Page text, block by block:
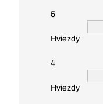
5
Hviezdy
4
Hviezdy